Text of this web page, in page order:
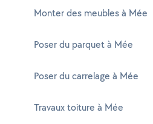
Monter des meubles à Mée
Poser du parquet à Mée
Poser du carrelage à Mée
Travaux toiture à Mée